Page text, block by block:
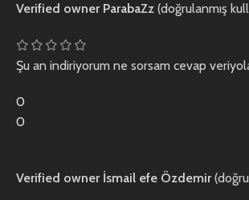
Verified owner ParabaZz (doğrulanmış
Şu an indiriyorum ne sorsam cevap
0
0
Verified owner İsmail efe Özdemir